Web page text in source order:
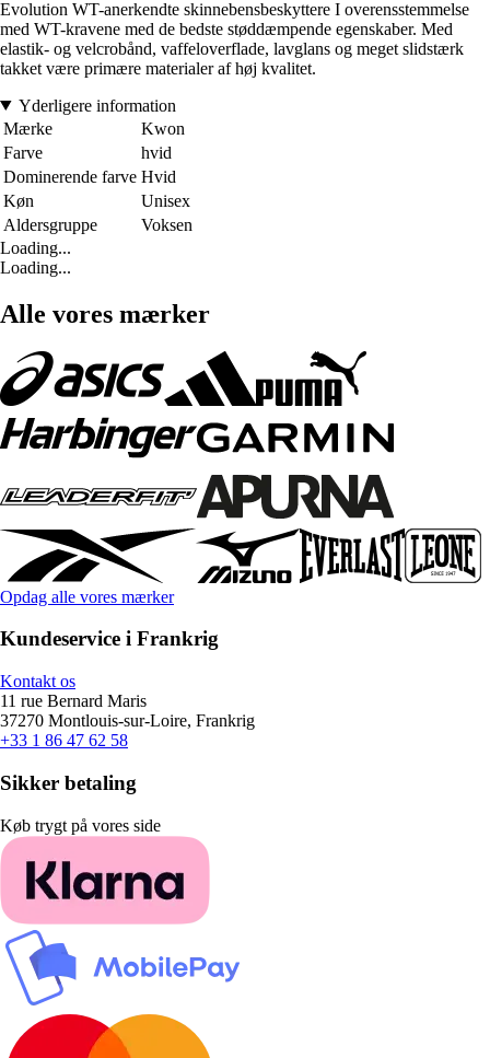
Evolution WT-anerkendte skinnebensbeskyttere I overensstemmelse
med WT-kravene med de bedste støddæmpende egenskaber. Med
elastik- og velcrobånd, vaffeloverflade, lavglans og meget slidstærk
takket være primære materialer af høj kvalitet.
Yderligere information
Mærke
Kwon
Farve
hvid
Dominerende farve Hvid
Køn
Unisex
Aldersgruppe
Voksen
Loading...
Loading...
Alle vores mærker
Opdag alle vores mærker
Kundeservice i Frankrig
Kontakt os
11 rue Bernard Maris
37270 Montlouis-sur-Loire, Frankrig
+33 1 86 47 62 58
Sikker betaling
Køb trygt på vores side